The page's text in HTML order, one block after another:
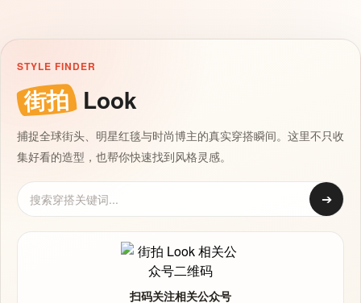
STYLE FINDER
街拍 Look
捕捉全球街头、明星红毯与时尚博主的真实穿搭瞬间。这里不只收
集好看的造型，也帮你快速找到风格灵感。
➔
扫码关注相关公众号